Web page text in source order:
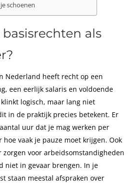
schoenen
als
Nederland heeft recht op een
een eerlijk salaris en voldoende
logisch, maar lang niet
in de praktijk precies betekent. Er
uur dat je mag werken per
hoe vaak je pauze moet krijgen. Ook
zorgen voor arbeidsomstandigheden
niet in gevaar brengen. In je
staan meestal afspraken over